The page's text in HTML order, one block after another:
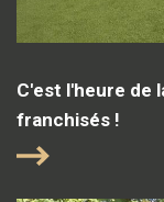
C'est l'heure de
franchisés !